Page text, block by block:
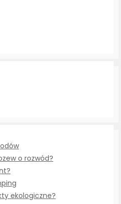
o rozwód?
ekologiczne?